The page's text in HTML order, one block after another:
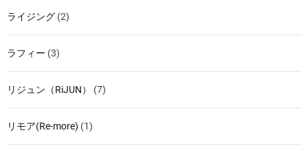
ライジング (2)
ラフィー (3)
リジュン（RiJUN） (7)
リモア(Re-more) (1)